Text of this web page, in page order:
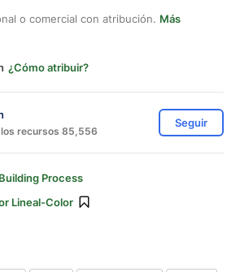
o comercial con atribución. Más
¿Cómo atribuir?
recursos 85,556
Seguir
Building Process
Lineal-Color